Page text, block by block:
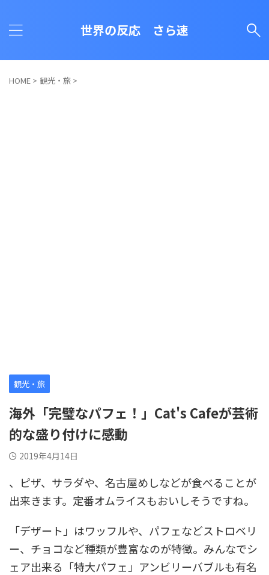
世界の反応 さら速
HOME > 観光・旅 >
観光・旅
海外「完璧なパフェ！」Cat's Cafeが芸術
的な盛り付けに感動
2019年4月14日
、ピザ、サラダや、名古屋めしなどが食べることが
出来きます。定番オムライスもおいしそうですね。
「デザート」はワッフルや、パフェなどストロベリ
ー、チョコなど種類が豊富なのが特徴。みんなでシ
ェア出来る「特大パフェ」アンビリーバブルも有名